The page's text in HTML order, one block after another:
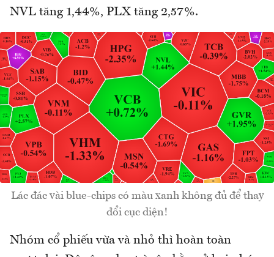
NVL tăng 1,44%, PLX tăng 2,57%.
Lác đác vài blue-chips có màu xanh không đủ để thay
đổi cục diện!
Nhóm cổ phiếu vừa và nhỏ thì hoàn toàn